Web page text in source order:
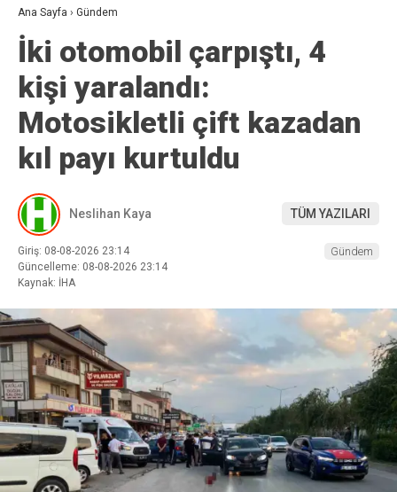
Ana Sayfa › Gündem
İki otomobil çarpıştı, 4
kişi yaralandı:
Motosikletli çift kazadan
kıl payı kurtuldu
Neslihan Kaya TÜM YAZILARI
Giriş: 08-08-2026 23:14
Güncelleme: 08-08-2026 23:14
Kaynak: İHA
Gündem